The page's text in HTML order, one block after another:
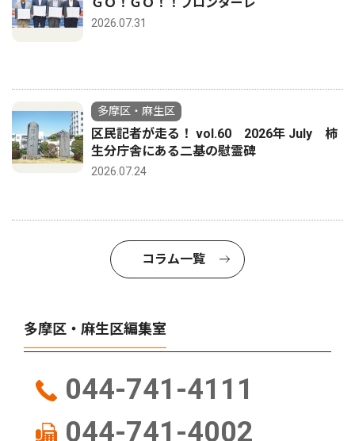
2026.07.31
多摩区・麻生区
区民記者が走る！ vol.60 2026年 July 柿
生分庁舎にある二基の慰霊碑
2026.07.24
コラム一覧
多摩区・麻生区編集室
044-741-4111
044-741-4002